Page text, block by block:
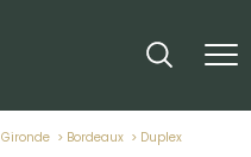
Gironde Bordeaux duplex